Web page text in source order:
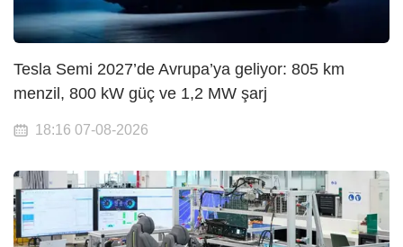
Tesla Semi 2027’de Avrupa’ya geliyor: 805 km
menzil, 800 kW güç ve 1,2 MW şarj
18:16 07-08-2026